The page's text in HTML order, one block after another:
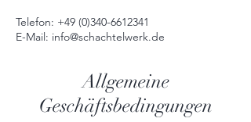
Allgemeine
Geschäftsbedingungen
Telefon: +49 (0)340-6612341
E-Mail: info@schachtelwerk.de